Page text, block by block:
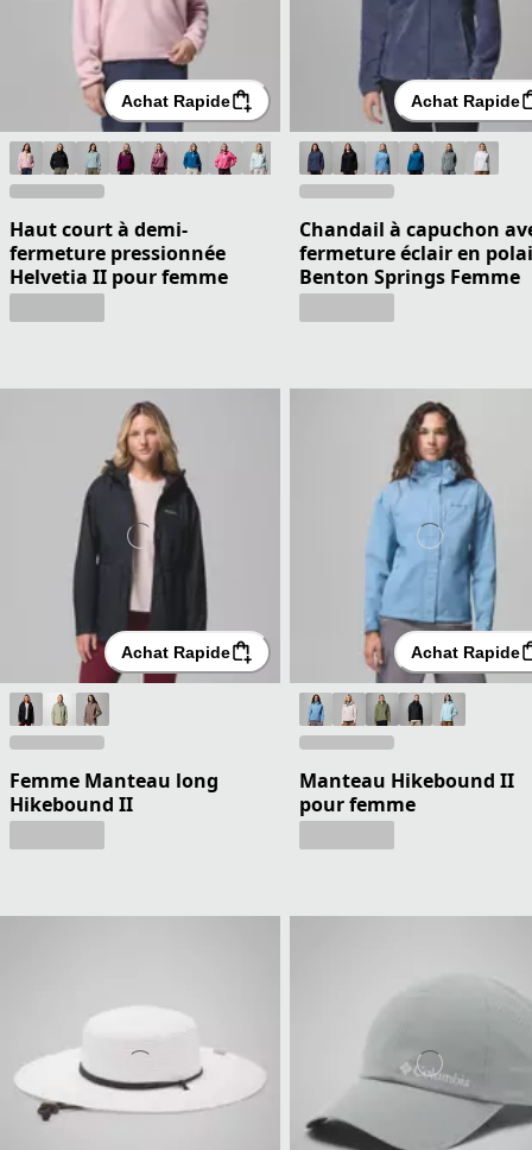
Achat Rapide
Haut court à demi-
fermeture pressionnée
Helvetia II pour femme
Achat Rapide
Chandail à capuchon
fermeture éclair en
Benton Springs Femme
Achat Rapide
Femme Manteau long
Hikebound II
Achat Rapide
Manteau Hikebound II
pour femme